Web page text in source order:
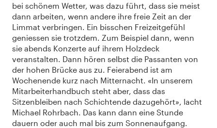
bei schönem Wetter, was dazu führt, dass sie meist
dann arbeiten, wenn andere ihre freie Zeit an der
Limmat verbringen. Ein bisschen Freizeitgefühl
geniessen sie trotzdem. Zum Beispiel dann, wenn
sie abends Konzerte auf ihrem Holzdeck
veranstalten. Dann hören selbst die Passanten von
der hohen Brücke aus zu. Feierabend ist am
Wochenende kurz nach Mitternacht. «In unserem
Mitarbeiterhandbuch steht aber, dass das
Sitzenbleiben nach Schichtende dazugehört», lacht
Michael Rohrbach. Das kann dann eine Stunde
dauern oder auch mal bis zum Sonnenaufgang.